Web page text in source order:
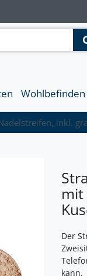
Wohlbefinden
inkl.
mit
Der
kann.